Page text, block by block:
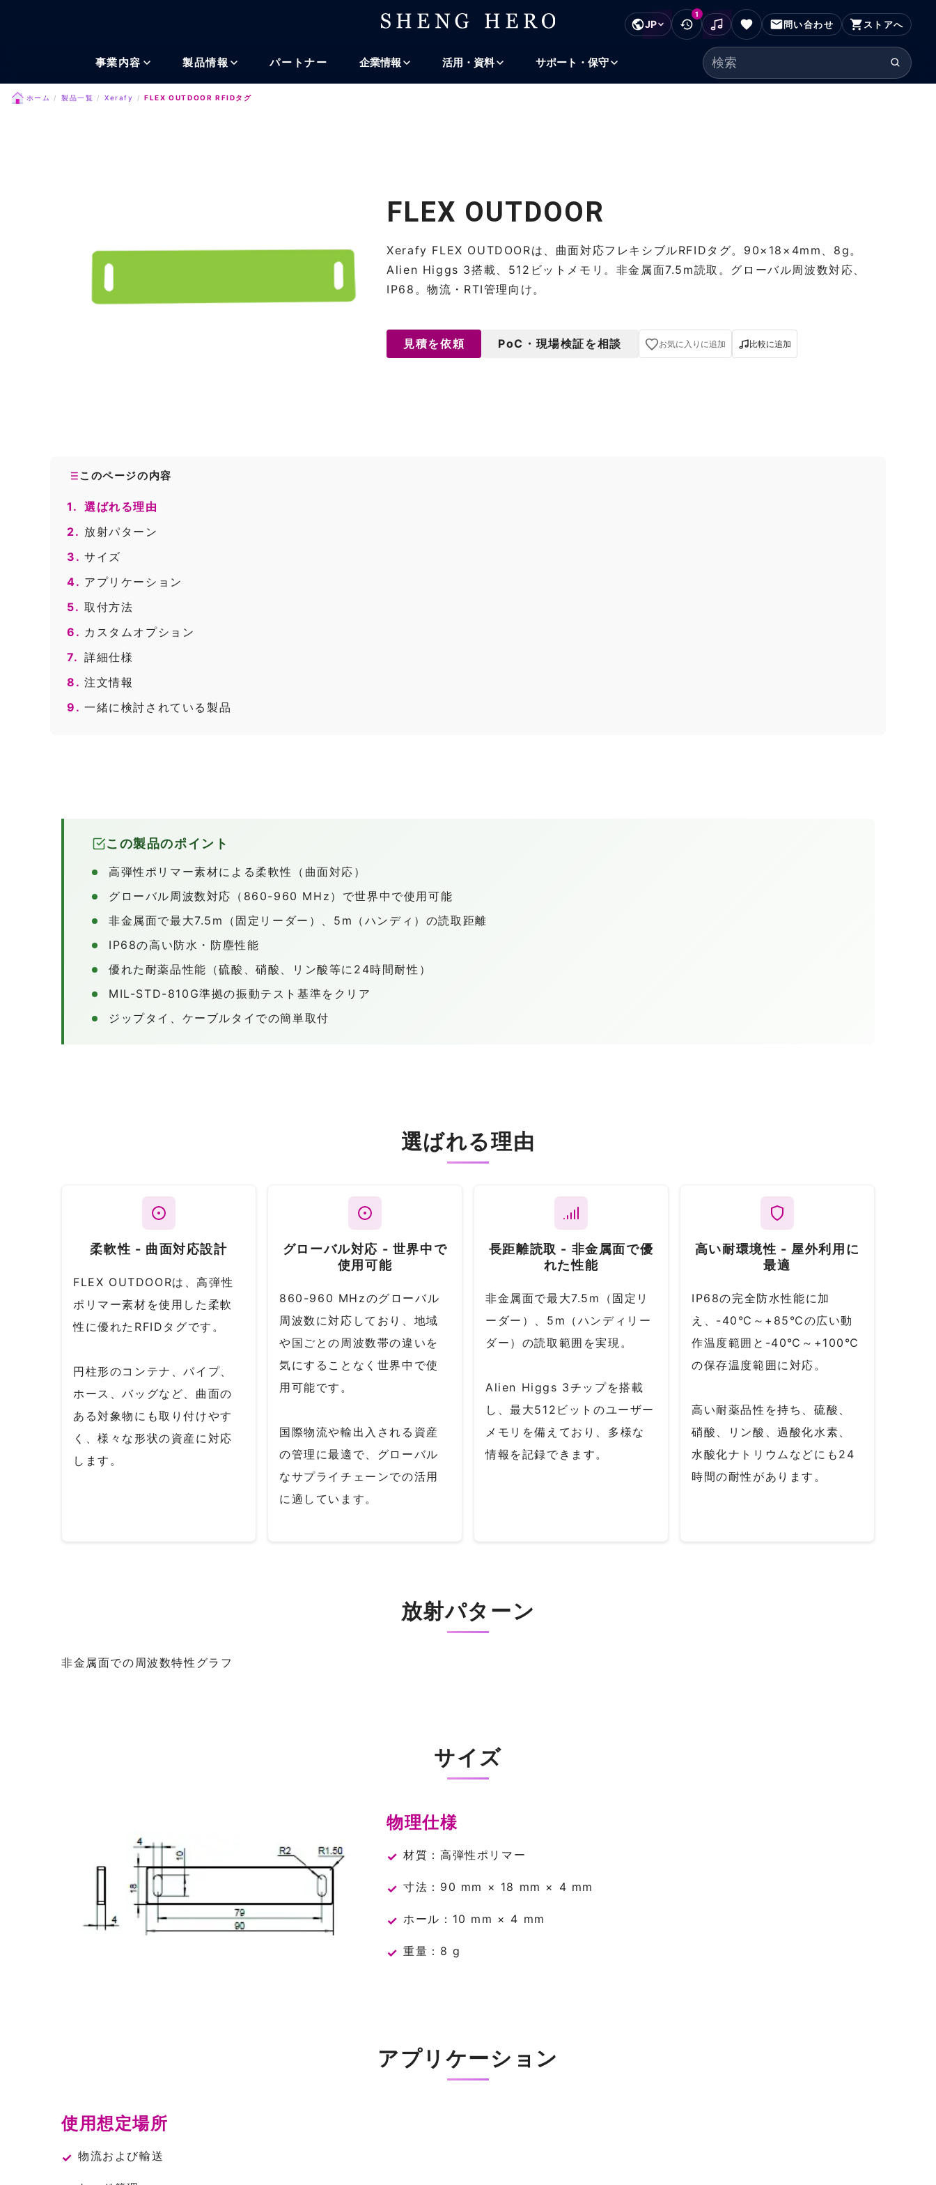
ナビゲーションにスキップ 検索にスキップ フッターにスキップ
JP
1
問い合わせ ストアへ
事業内容 製品情報 パートナー 企業情報 活用・資料 サポート・保守
検索ワード
ホーム 製品一覧 Xerafy FLEX OUTDOOR RFIDタグ
FLEX OUTDOOR
Xerafy FLEX OUTDOORは、曲面対応フレキシブルRFIDタグ。90×18×4mm、8g。
Alien Higgs 3搭載、512ビットメモリ。非金属面7.5m読取。グローバル周波数対応、
IP68。物流・RTI管理向け。
見積を依頼 PoC・現場検証を相談 お気に入りに追加 比較に追加
このページの内容
1. 選ばれる理由
2. 放射パターン
3. サイズ
4. アプリケーション
5. 取付方法
6. カスタムオプション
7. 詳細仕様
8. 注文情報
9. 一緒に検討されている製品
この製品のポイント
高弾性ポリマー素材による柔軟性（曲面対応）
グローバル周波数対応（860-960 MHz）で世界中で使用可能
非金属面で最大7.5m（固定リーダー）、5m（ハンディ）の読取距離
IP68の高い防水・防塵性能
優れた耐薬品性能（硫酸、硝酸、リン酸等に24時間耐性）
MIL-STD-810G準拠の振動テスト基準をクリア
ジップタイ、ケーブルタイでの簡単取付
選ばれる理由
柔軟性 - 曲面対応設計
FLEX OUTDOORは、高弾性
ポリマー素材を使用した柔軟
性に優れたRFIDタグです。
円柱形のコンテナ、パイプ、
ホース、バッグなど、曲面の
ある対象物にも取り付けやす
く、様々な形状の資産に対応
します。
グローバル対応 - 世界中で
使用可能
860-960 MHzのグローバル
周波数に対応しており、地域
や国ごとの周波数帯の違いを
気にすることなく世界中で使
用可能です。
国際物流や輸出入される資産
の管理に最適で、グローバル
なサプライチェーンでの活用
に適しています。
長距離読取 - 非金属面で優
れた性能
非金属面で最大7.5m（固定リ
ーダー）、5m（ハンディリー
ダー）の読取範囲を実現。
Alien Higgs 3チップを搭載
し、最大512ビットのユーザー
メモリを備えており、多様な
情報を記録できます。
高い耐環境性 - 屋外利用に
最適
IP68の完全防水性能に加
え、-40℃～+85℃の広い動
作温度範囲と-40℃～+100℃
の保存温度範囲に対応。
高い耐薬品性を持ち、硫酸、
硝酸、リン酸、過酸化水素、
水酸化ナトリウムなどにも24
時間の耐性があります。
放射パターン
非金属面での周波数特性グラフ
サイズ
物理仕様
材質：高弾性ポリマー
寸法：90 mm × 18 mm × 4 mm
ホール：10 mm × 4 mm
重量：8 g
アプリケーション
使用想定場所
物流および輸送